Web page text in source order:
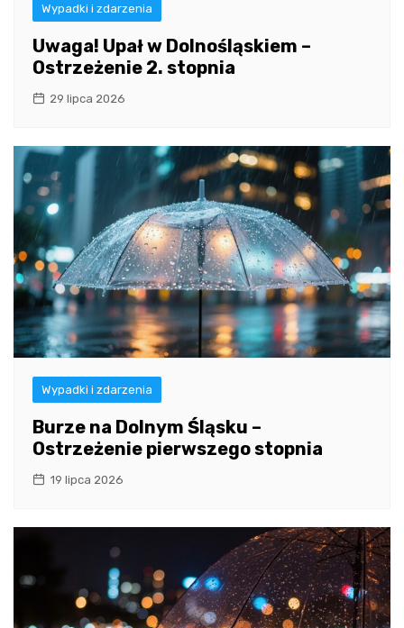
Wypadki i zdarzenia
Uwaga! Upał w Dolnośląskiem –
Ostrzeżenie 2. stopnia
29 lipca 2026
Wypadki i zdarzenia
Burze na Dolnym Śląsku –
Ostrzeżenie pierwszego stopnia
19 lipca 2026